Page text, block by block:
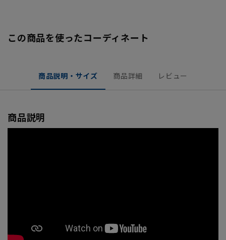
この商品を使ったコーディネート
商品説明・サイズ 商品詳細 レビュー
商品説明